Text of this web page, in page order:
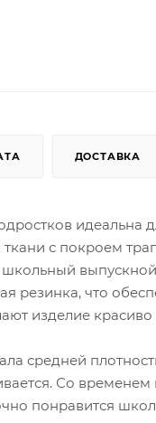
ДОСТАВКА
идеальна
с покроем
резинка, что
изделие
средней
Со
понравится